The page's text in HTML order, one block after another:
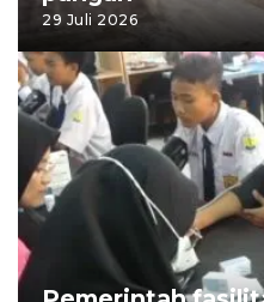
29 Juli 2026